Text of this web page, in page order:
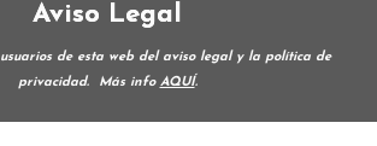
Aviso Legal
de esta web del aviso legal y la política de
privacidad.
Más info AQUÍ.